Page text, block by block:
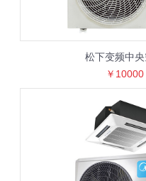
松下变频中
￥10000